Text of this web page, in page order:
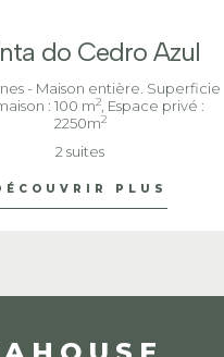
do Cedro Azul
- Maison entière. Superficie
: 100 m2, Espace privé :
2250m2
2 suites
PLUS